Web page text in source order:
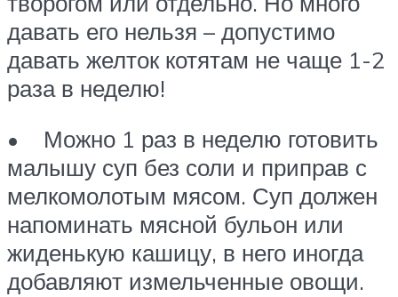
давать его нельзя – допустимо
давать желток котятам не чаще 1-2
раза в неделю!
• Можно 1 раз в неделю готовить
малышу суп без соли и приправ с
мелкомолотым мясом. Суп должен
напоминать мясной бульон или
жиденькую кашицу, в него иногда
добавляют измельченные овощи.